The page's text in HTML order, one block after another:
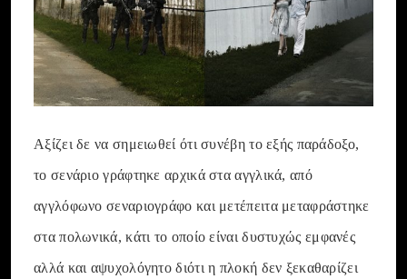
Αξίζει δε να σημειωθεί ότι συνέβη το εξής παράδοξο,
το σενάριο γράφτηκε αρχικά στα αγγλικά, από
αγγλόφωνο σεναριογράφο και μετέπειτα μεταφράστηκε
στα πολωνικά, κάτι το οποίο είναι δυστυχώς εμφανές
αλλά και αψυχολόγητο διότι η πλοκή δεν ξεκαθαρίζει